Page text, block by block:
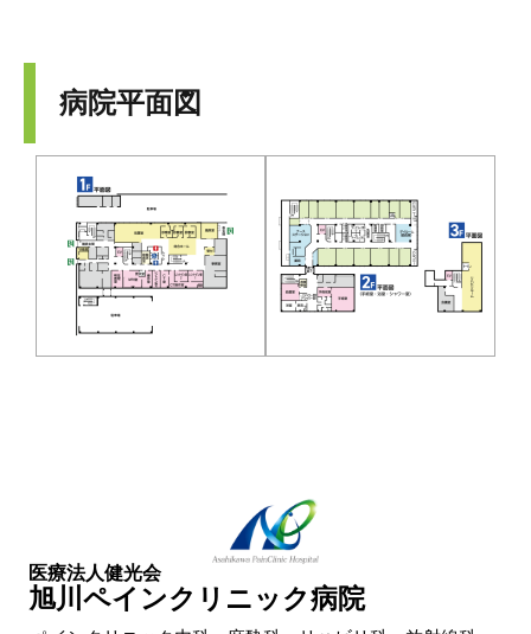
病院平面図
医療法人健光会
旭川ペインクリニック病院